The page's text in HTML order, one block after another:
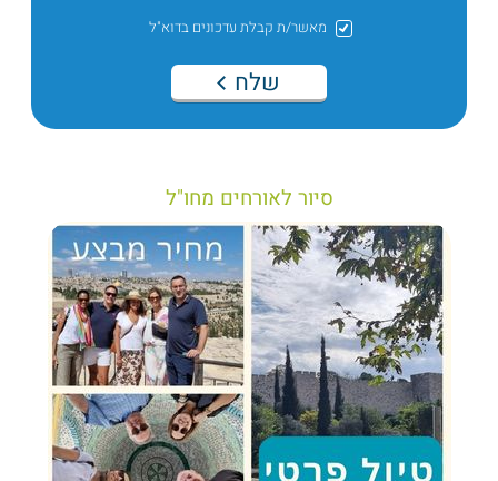
מאשר/ת קבלת עדכונים בדוא"ל
שלח
סיור לאורחים מחו"ל